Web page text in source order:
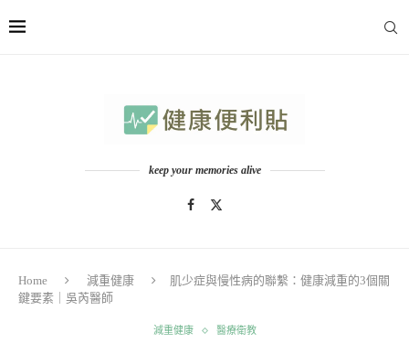
keep your memories alive
Home 減重健康
肌少症與慢性病的聯繫：健康減重的3個關
鍵要素｜吳芮醫師
減重健康 醫療衛教